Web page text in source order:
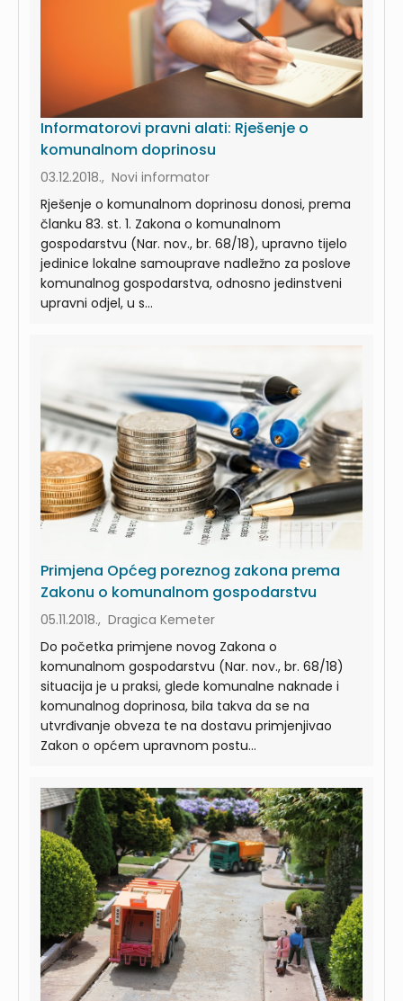
Informatorovi pravni alati: Rješenje o
komunalnom doprinosu
03.12.2018., Novi informator
Rješenje o komunalnom doprinosu donosi, prema
članku 83. st. 1. Zakona o komunalnom
gospodarstvu (Nar. nov., br. 68/18), upravno tijelo
jedinice lokalne samouprave nadležno za poslove
komunalnog gospodarstva, odnosno jedinstveni
upravni odjel, u s...
Primjena Općeg poreznog zakona prema
Zakonu o komunalnom gospodarstvu
05.11.2018., Dragica Kemeter
Do početka primjene novog Zakona o
komunalnom gospodarstvu (Nar. nov., br. 68/18)
situacija je u praksi, glede komunalne naknade i
komunalnog doprinosa, bila takva da se na
utvrđivanje obveza te na dostavu primjenjivao
Zakon o općem upravnom postu...